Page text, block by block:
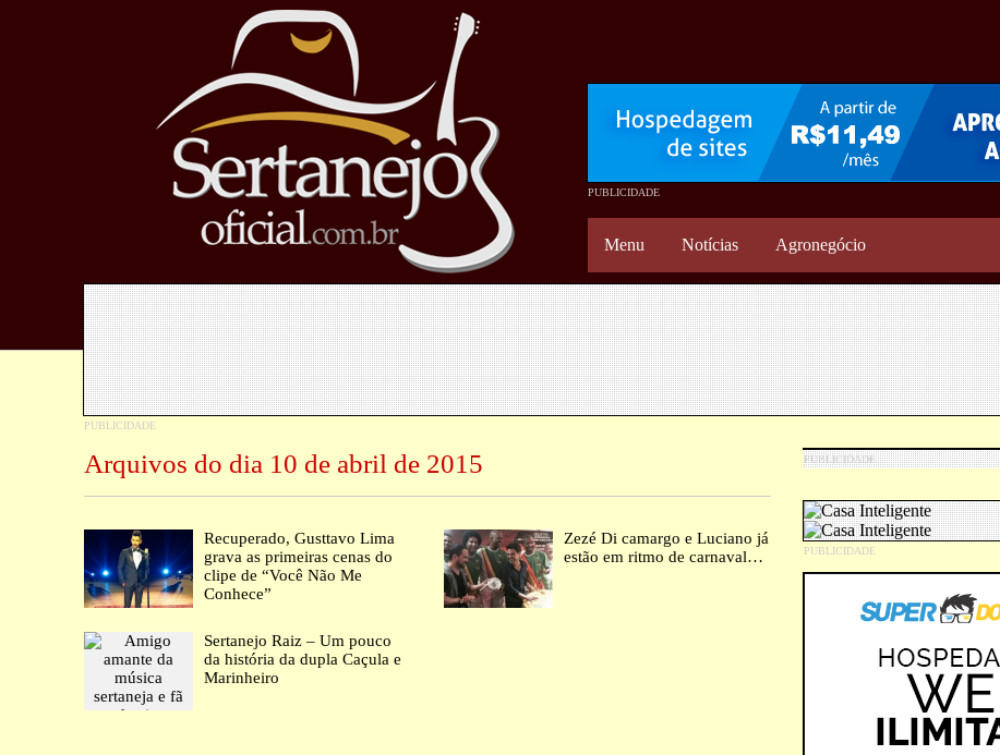
Menu Notícias Agronegócio
Arquivos do dia 10 de abril de 2015
Recuperado, Gusttavo Lima
grava as primeiras cenas do
clipe de “Você Não Me
Conhece”
Zezé Di camargo e Luciano já
estão em ritmo de carnaval…
Sertanejo Raiz – Um pouco
da história da dupla Caçula e
Marinheiro